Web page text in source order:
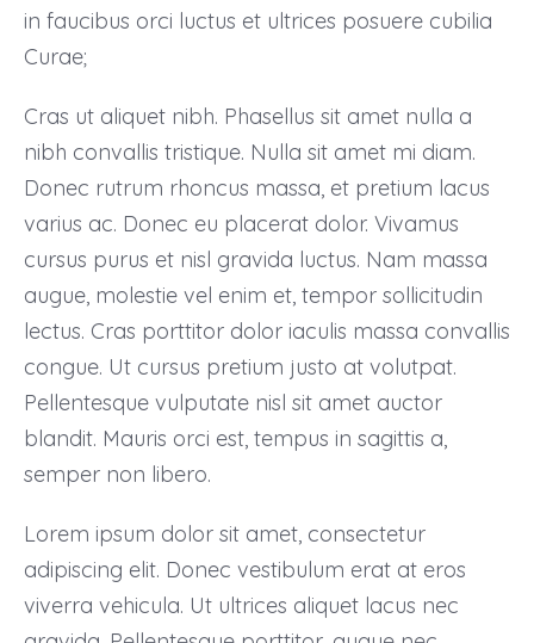
in faucibus orci luctus et ultrices posuere cubilia
Curae;
Cras ut aliquet nibh. Phasellus sit amet nulla a
nibh convallis tristique. Nulla sit amet mi diam.
Donec rutrum rhoncus massa, et pretium lacus
varius ac. Donec eu placerat dolor. Vivamus
cursus purus et nisl gravida luctus. Nam massa
augue, molestie vel enim et, tempor sollicitudin
lectus. Cras porttitor dolor iaculis massa convallis
congue. Ut cursus pretium justo at volutpat.
Pellentesque vulputate nisl sit amet auctor
blandit. Mauris orci est, tempus in sagittis a,
semper non libero.
Lorem ipsum dolor sit amet, consectetur
adipiscing elit. Donec vestibulum erat at eros
viverra vehicula. Ut ultrices aliquet lacus nec